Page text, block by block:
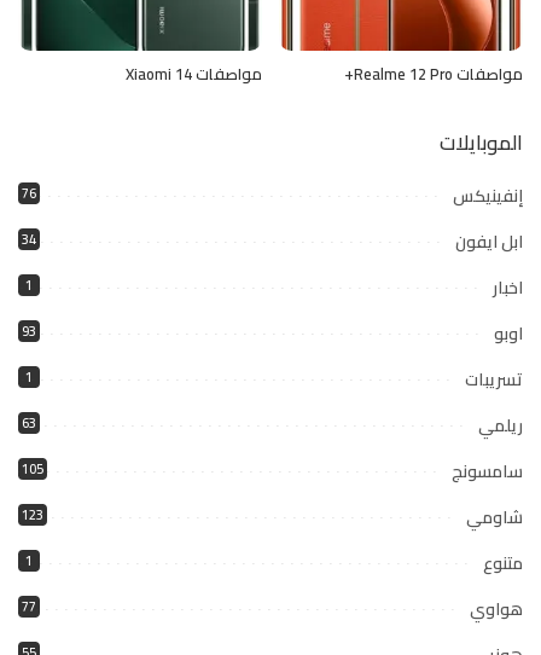
مواصفات Realme 12 Pro+ مواصفات Xiaomi 14
الموبايلات
إنفينيكس 76
ابل ايفون 34
اخبار 1
اوبو 93
تسريبات 1
ريلمي 63
سامسونج 105
شاومي 123
متنوع 1
هواوي 77